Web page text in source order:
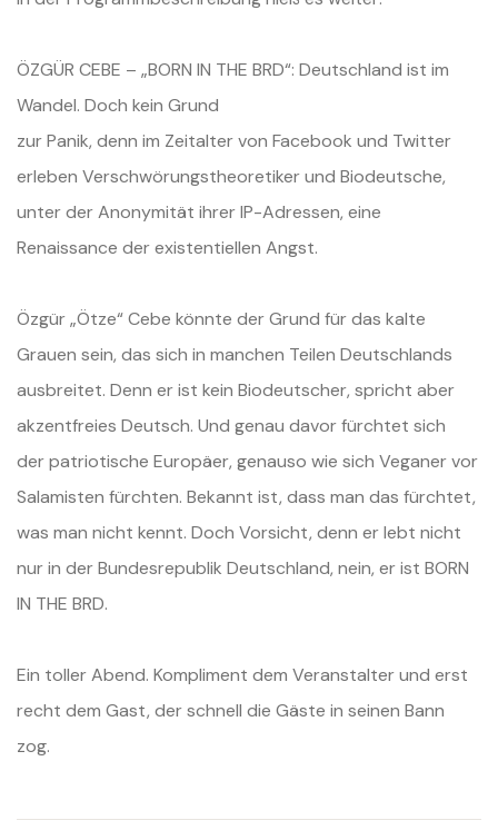
ÖZGÜR CEBE – „BORN IN THE BRD“: Deutschland ist im
Wandel. Doch kein Grund
zur Panik, denn im Zeitalter von Facebook und Twitter
erleben Verschwörungstheoretiker und Biodeutsche,
unter der Anonymität ihrerIP-Adressen, eine
Renaissance der existentiellen Angst.
Özgür „Ötze“ Cebe könnte der Grund für das kalte
Grauen sein, das sich in manchen Teilen Deutschlands
ausbreitet. Denn er ist kein Biodeutscher, spricht aber
akzentfreies Deutsch. Und genau davor fürchtet sich
derpatriotische Europäer, genauso wie sich Veganer vor
Salamisten fürchten. Bekannt ist, dass man das fürchtet,
was man nicht kennt. Doch Vorsicht, denn er lebt nicht
nur in der Bundesrepublik Deutschland, nein, er ist BORN
IN THE BRD.
Ein toller Abend. Kompliment dem Veranstalter und erst
recht dem Gast, derschnell die Gäste in seinen Bann
zog.